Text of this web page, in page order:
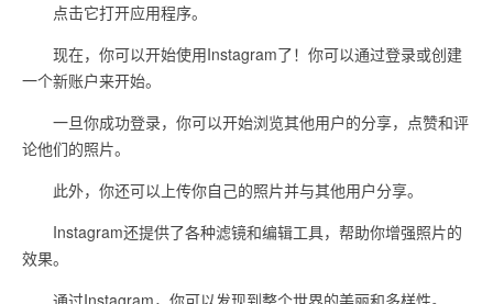
点击它打开应用程序。
现在，你可以开始使用Instagram了！你可以通过登录或创建
一个新账户来开始。
一旦你成功登录，你可以开始浏览其他用户的分享，点赞和评
论他们的照片。
此外，你还可以上传你自己的照片并与其他用户分享。
Instagram还提供了各种滤镜和编辑工具，帮助你增强照片的
效果。
通过Instagram，你可以发现到整个世界的美丽和多样性。